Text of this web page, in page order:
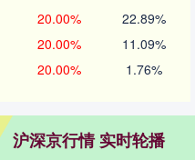
20.00% 22.89%
20.00% 11.09%
20.00% 1.76%
沪深京行情 实时轮播